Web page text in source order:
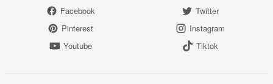
Facebook
Twitter
Pinterest
Instagram
Youtube
Tiktok